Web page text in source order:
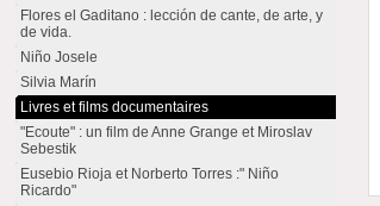
Flores el Gaditano : lección de cante, de arte, y
de vida.
Niño Josele
Silvia Marín
Livres et films documentaires
"Ecoute" : un film de Anne Grange et Miroslav
Sebestik
Eusebio Rioja et Norberto Torres :" Niño
Ricardo"